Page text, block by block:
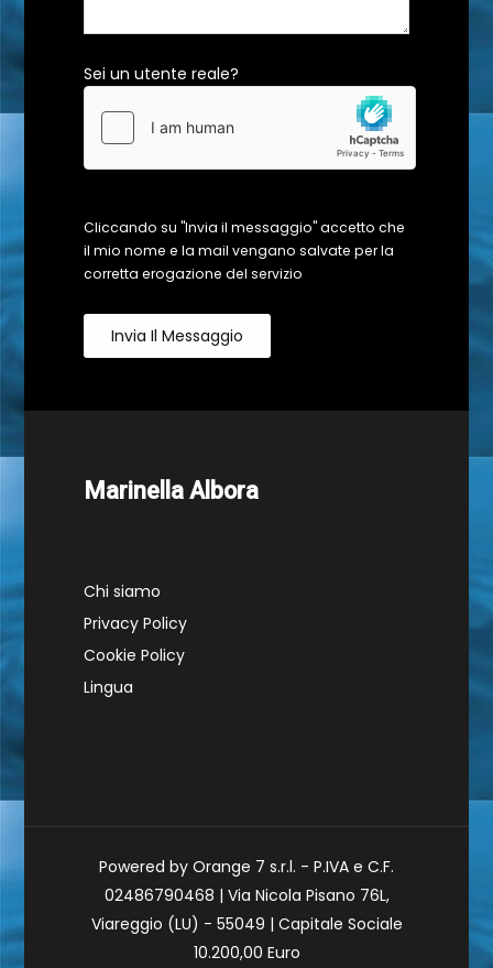
Sei un utente reale?
Cliccando su "Invia il messaggio" accetto che
il mio nome e la mail vengano salvate per la
corretta erogazione del servizio
Invia Il Messaggio
Marinella Albora
Chi siamo
Privacy Policy
Cookie Policy
Lingua
Powered by Orange 7 s.r.l. - P.IVA e C.F.
02486790468 | Via Nicola Pisano 76L,
Viareggio (LU) - 55049 | Capitale Sociale
10.200,00 Euro